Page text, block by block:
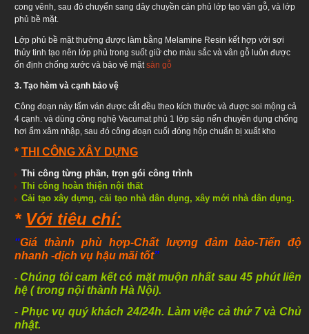
cong vênh, sau đó chuyển sang dây chuyền cán phủ lớp tạo vân gỗ, và lớp
phủ bề mặt.
Lớp phủ bề mặt thường được làm bằng Melamine Resin kết hợp với sợi
thủy tinh tạo nên lớp phủ trong suốt giữ cho màu sắc và vân gỗ luôn được
ổn định chống xước và bảo vệ mặtsàn gỗ
3. Tạo hèm và cạnh bảo vệ
Công đoạn này tấm ván được cắt đều theo kích thước và được soi mộng cả
4 cạnh. và dùng công nghệ Vacumat phủ 1 lớp sáp nến chuyên dụng chống
hơi ẩm xâm nhập, sau đó công đoạn cuối đóng hộp chuẩn bị xuất kho
* THI CÔNG XÂY DỰNG
Thi công từng phần, trọn gói công trình
Thi công hoàn thiện nội thất
Cải tạo xây dựng, cải tạo nhà dân dụng, xây mới nhà dân dụng.
* Với tiêu chí:
“Giá thành phù hợp-Chất lượng đảm bảo-Tiến độ
nhanh -dịch vụ hậu mãi tốt”
- Chúng tôi cam kết có mặt muộn nhất sau 45 phút liên
hệ ( trong nội thành Hà Nội).
- Phục vụ quý khách 24/24h. Làm việc cả thứ 7 và Chủ
nhật.